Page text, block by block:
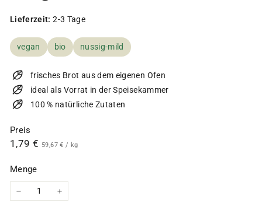
Lieferzeit: 2-3 Tage
vegan bio nussig-mild
frisches Brot aus dem eigenen Ofen
ideal als Vorrat in der Speisekammer
100 % natürliche Zutaten
Preis
Normaler
1,79 € 1,79
59,67 € 59,67
/ kg
Menge